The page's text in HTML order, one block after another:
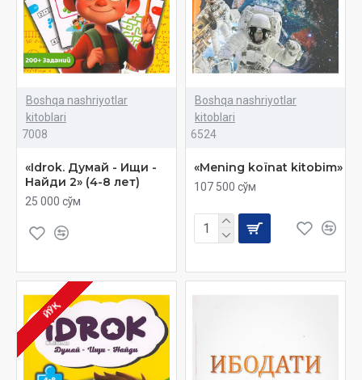
Boshqa nashriyotlar
kitoblari
7008
«Idrok. Думай - Ищи -
Найди 2» (4-8 лет)
25 000 сўм
Boshqa nashriyotlar
kitoblari
6524
«Mening koïnat kitobim»
107 500 сўм
ЙЎҚ